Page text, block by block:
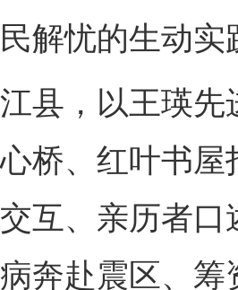
解忧的生动实
，以王瑛先
桥、红叶书
互、亲历者
奔赴震区、